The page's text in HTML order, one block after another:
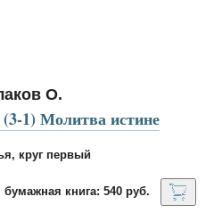
О.
1) Молитва истине
круг первый
бумажная книга: 540 руб.